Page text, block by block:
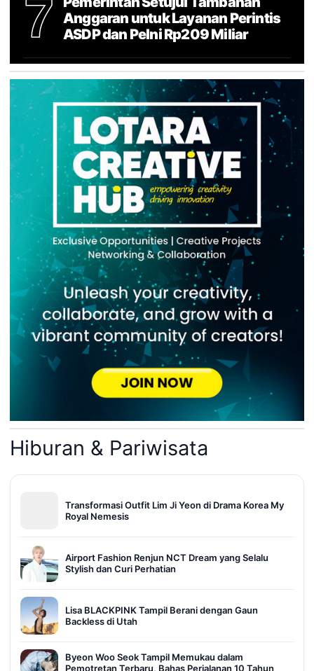
7
Anggaran untuk Layanan Perintis
ASDP dan Pelni Rp209 Miliar
Hiburan & Pariwisata
Transformasi Outfit Lim Ji Yeon di Drama Korea My
Royal Nemesis
Airport Fashion Renjun NCT Dream yang Selalu
Stylish dan Curi Perhatian
Lisa BLACKPINK Tampil Berani dengan Gaun
Backless di Utah
Byeon Woo Seok Tampil Memukau dalam
Pemotretan Terbaru, Bahas Perjalanan 10 Tahun